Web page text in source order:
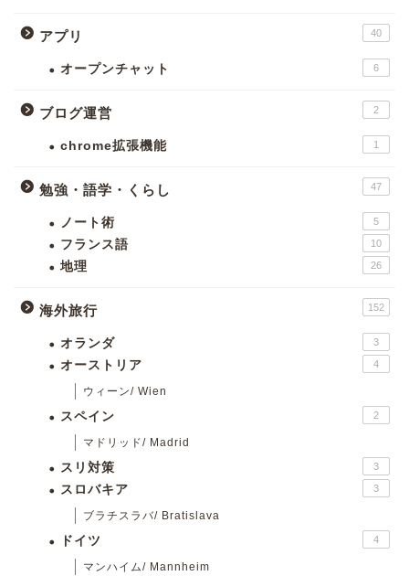
アプリ 40
オープンチャット 6
ブログ運営 2
chrome拡張機能 1
勉強・語学・くらし 47
ノート術 5
フランス語 10
地理 26
海外旅行 152
オランダ 3
オーストリア 4
ウィーン/ Wien
スペイン 2
マドリッド/ Madrid
スリ対策 3
スロバキア 3
ブラチスラバ/ Bratislava
ドイツ 4
マンハイム/ Mannheim